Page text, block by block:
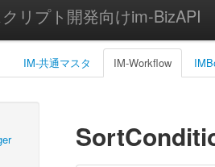
リプト開発向けim-BizAPI
IM-共通マスタ IM-Workflow